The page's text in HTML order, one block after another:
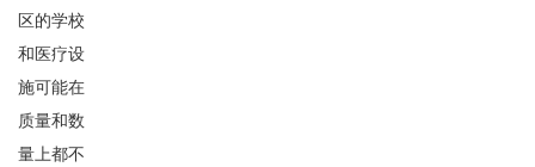
区的学校
和医疗设
施可能在
质量和数
量上都不